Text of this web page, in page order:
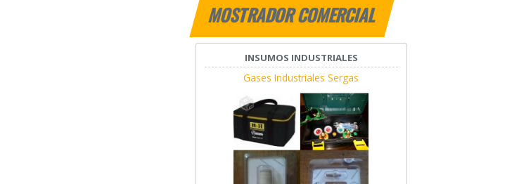
MOSTRADOR COMERCIAL
INSUMOS INDUSTRIALES
Gases Industriales Sergas